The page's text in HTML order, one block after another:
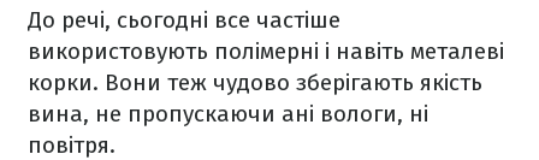
До речі, сьогодні все частіше
використовують полімерні і навіть металеві
корки. Вони теж чудово зберігають якість
вина, не пропускаючи ані вологи, ні
повітря.